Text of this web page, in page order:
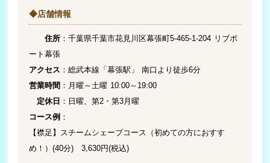
◆店舗情報
住所 ：千葉県千葉市花見川区幕張町5-465-1-204 リブポ
ート幕張
アクセス ：総武本線「幕張駅」 南口より徒歩6分
営業時間 ：月曜～土曜 10:00～19:00
定休日 ：日曜、第2・第3月曜
コース例 ：
【襟足】スチームシェーブコース（初めての方におすす
め！）(40分) 3,630円(税込)